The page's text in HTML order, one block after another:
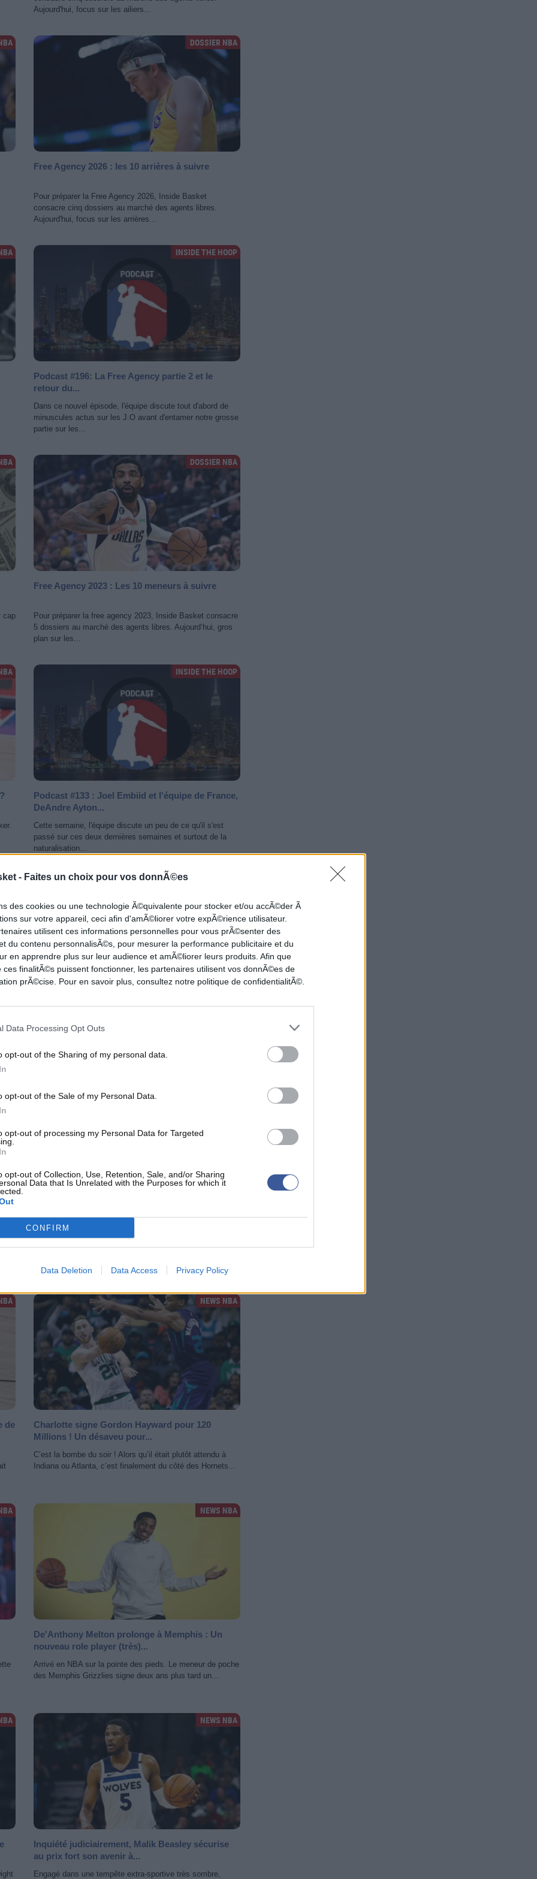
- Faites un choix pour vos donnÃ©es
des cookies ou une technologie Ã©quivalente pour stocker et/ou accÃ©der Ã
sur votre appareil, ceci afin d'amÃ©liorer votre expÃ©rience utilisateur.
utilisent ces informations personnelles pour vous prÃ©senter des
du contenu personnalisÃ©s, pour mesurer la performance publicitaire et du
en apprendre plus sur leur audience et amÃ©liorer leurs produits. Afin que
ces finalitÃ©s puissent fonctionner, les partenaires utilisent vos donnÃ©es de
prÃ©cise. Pour en savoir plus, consultez notre politique de confidentialitÃ©.
Data Processing Opt Outs
opt-out of the Sharing of my personal data.
opt-out of the Sale of my Personal Data.
opt-out of processing my Personal Data for Targeted
opt-out of Collection, Use, Retention, Sale, and/or Sharing
Data that Is Unrelated with the Purposes for which it
CONFIRM
Data Deletion Data Access Privacy Policy
Aujourd'hui, focus sur les ailiers...
DOSSIER NBA
Free Agency 2026 : les 10 arrières à suivre
Pour préparer la Free Agency 2026, Inside Basket
consacre cinq dossiers au marché des agents libres.
Aujourd'hui, focus sur les arrières...
INSIDE THE HOOP
Podcast #196: La Free Agency partie 2 et le
retour du...
Dans ce nouvel épisode, l'équipe discute tout d'abord de
minuscules actus sur les J.O avant d'entamer notre grosse
partie sur les...
cap
DOSSIER NBA
Free Agency 2023 : Les 10 meneurs à suivre
Pour préparer la free agency 2023, Inside Basket consacre
5 dossiers au marché des agents libres. Aujourd’hui, gros
plan sur les...
INSIDE THE HOOP
Podcast #133 : Joel Embiid et l'équipe de France,
DeAndre Ayton...
Cette semaine, l'équipe discute un peu de ce qu'il s'est
passé sur ces deux dernières semaines et surtout de la
naturalisation...
Tristan Thompson rejoint les Celtics après 9 ans
Thristan Thompson prend la direction de Boston pour
champion débordant d'expérience qui ne...
Rajon Rondo vient renforcer des Hawks bien
décidés à retrouver les...
Rajon Rondo décline sa player option et signe un contrat de
de
NEWS NBA
Charlotte signe Gordon Hayward pour 120
Millions ! Un désaveu pour...
C’est la bombe du soir ! Alors qu’il était plutôt attendu à
Indiana ou Atlanta, c’est finalement du côté des Hornets...
NEWS NBA
De'Anthony Melton prolonge à Memphis : Un
nouveau role player (très)...
Arrivé en NBA sur la pointe des pieds. Le meneur de poche
des Memphis Grizzlies signe deux ans plus tard un...
NEWS NBA
Inquiété judiciairement, Malik Beasley sécurise
au prix fort son avenir à...
Engagé dans une tempête extra-sportive très sombre,